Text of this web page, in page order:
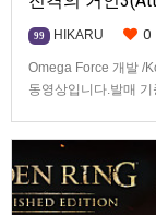
99 HIKARU 0
Omega Force 개발 /
동영상입니다.발매